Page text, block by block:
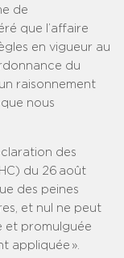
de
que l’affaire
en vigueur au
du
raisonnement
nous
des
du 26 août
des peines
et nul ne peut
et promulguée
appliquée ».